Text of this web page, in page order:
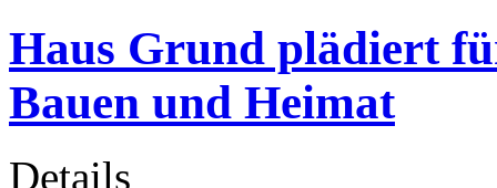
Haus Grund plädiert
Bauen und Heimat
Details